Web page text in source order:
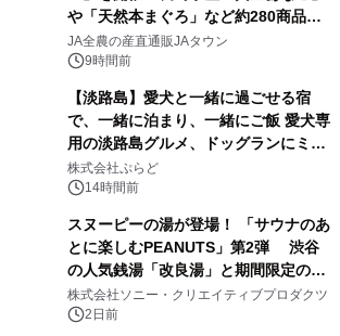
や「天然本まぐろ」など約280商品を
販売！～毎月１０日の定例企画～
JA全農の産直通販JAタウン
9時間前
【淡路島】愛犬と一緒に過ごせる宿
で、一緒に泊まり、一緒にご飯 愛犬専
用の淡路島グルメ、ドッグランにミニ
プール グランピングとトレーラーハウ
スの2施設で
株式会社ぷらど
14時間前
スヌーピーの湯が登場！ 「サウナのあ
とに楽しむPEANUTS」第2弾 渋谷
の人気銭湯「改良湯」と期間限定のコ
ラボレーション サウナイキタイコラ
ボグッズも発売決定！
株式会社ソニー・クリエイティブプロダクツ
2日前